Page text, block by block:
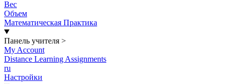
Вес
Объем
Математическая Практика
Панель учителя >
My Account
Distance Learning Assignments
ru
Настройки